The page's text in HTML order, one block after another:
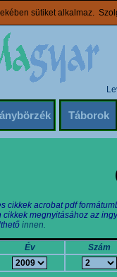
sütiket alkalmaz.
Táborok
cikkek acrobat pdf
cikkek megnyitásához az
innen.
Év Szám